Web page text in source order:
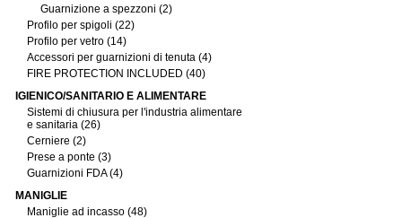
Guarnizione a spezzoni (2)
Profilo per spigoli (22)
Profilo per vetro (14)
Accessori per guarnizioni di tenuta (4)
FIRE PROTECTION INCLUDED (40)
IGIENICO/SANITARIO E ALIMENTARE
Sistemi di chiusura per l'industria alimentare
e sanitaria (26)
Cerniere (2)
Prese a ponte (3)
Guarnizioni FDA (4)
MANIGLIE
Maniglie ad incasso (48)